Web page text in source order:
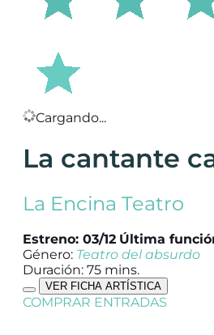
Cargando...
La cantante
La Encina Teatro
Estreno: 03/12 Última
Género: Teatro del absurdo
Duración: 75 mins.
VER FICHA ARTÍSTICA
COMPRAR ENTRADAS